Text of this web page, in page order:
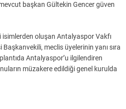
başkan Gültekin Gencer güven
oluşan Antalyaspor Vakfı
meclis üyelerinin yanı sıra
Antalyaspor’u ilgilendiren
müzakere edildiği genel kurulda